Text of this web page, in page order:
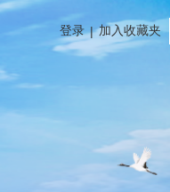
登录 | 加入收藏夹